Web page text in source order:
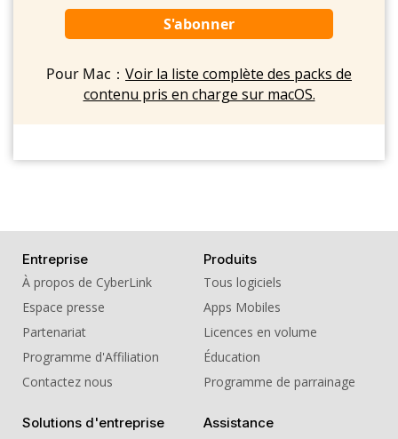
S'abonner
Pour Mac： Voir la liste complète des packs de
contenu pris en charge sur macOS.
Entreprise
À propos de CyberLink
Espace presse
Partenariat
Programme d'Affiliation
Contactez nous
Produits
Tous logiciels
Apps Mobiles
Licences en volume
Éducation
Programme de parrainage
Solutions d'entreprise
Assistance